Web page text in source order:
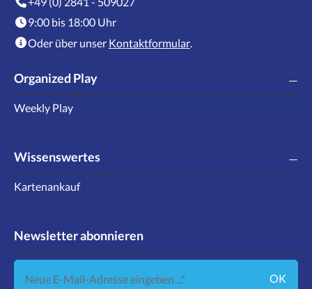
9:00 bis 18:00 Uhr
Oder über unser Kontaktformular.
Organized Play
Weekly Play
Wissenswertes
Kartenankauf
Newsletter abonnieren
Neue E-Mail-Adresse eingeben ...
OK